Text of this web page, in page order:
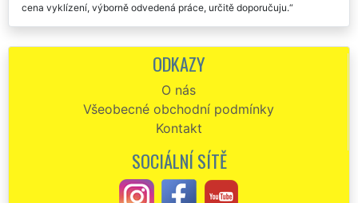
cena vyklízení, výborně odvedená práce, určitě doporučuju.
Suchohrdlech bylo provedeno velmi odborně a profesionálně.
ODKAZY
O nás
Všeobecné obchodní podmínky
Kontakt
SOCIÁLNÍ SÍTĚ